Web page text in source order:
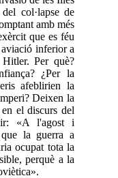
col·lapse de
amb més
que es féu
inferior a
Per què?
¿Per la
afeblirien la
Deixen la
el discurs del
«A l'agost i
la guerra a
ocupat tota la
perquè a la